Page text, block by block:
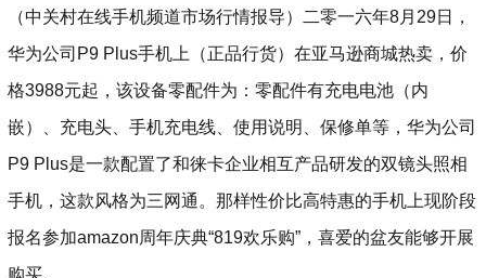
（中关村在线手机频道市场行情报导）二零一六年8月29日，
华为公司P9 Plus手机上（正品行货）在亚马逊商城热卖，价
格3988元起，该设备零配件为：零配件有充电电池（内
嵌）、充电头、手机充电线、使用说明、保修单等，华为公司
P9 Plus是一款配置了和徕卡企业相互产品研发的双镜头照相
手机，这款风格为三网通。那样性价比高特惠的手机上现阶段
报名参加amazon周年庆典“819欢乐购”，喜爱的盆友能够开展
购买。